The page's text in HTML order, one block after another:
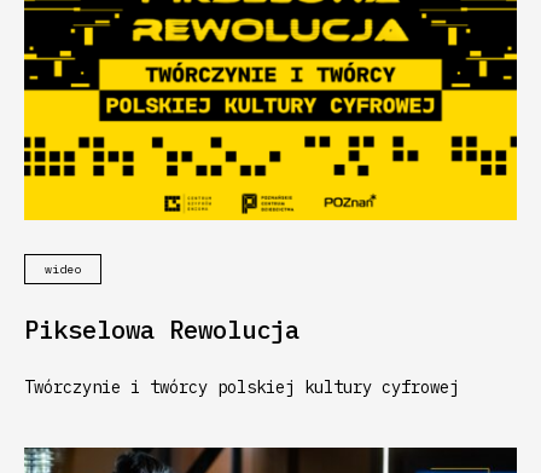
wideo
Pikselowa Rewolucja
Twórczynie i twórcy polskiej kultury cyfrowej